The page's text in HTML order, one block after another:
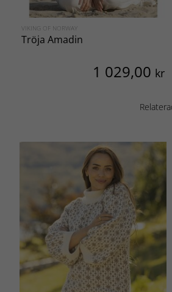
VIKING OF NORWAY
Tröja Amadin
1 029,00 kr